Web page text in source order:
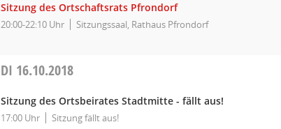
Sitzung des Ortschaftsrats Pfrondorf
20:00-22:10 Uhr Sitzungssaal, Rathaus Pfrondorf
DI 16.10.2018
Sitzung des Ortsbeirates Stadtmitte - fällt aus!
17:00 Uhr Sitzung fällt aus!